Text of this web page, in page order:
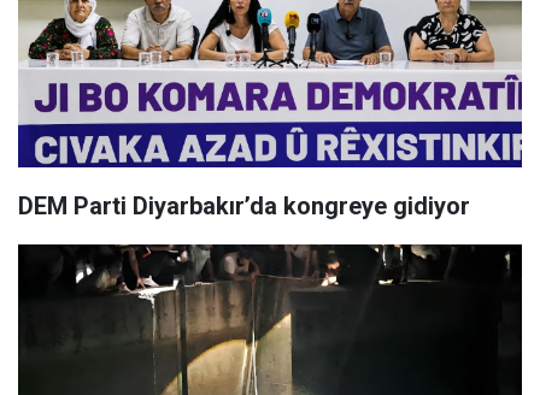
DEM Parti Diyarbakır’da kongreye gidiyor